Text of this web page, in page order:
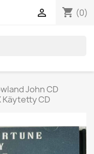
shopping_cart (0)

John CD
Käytetty CD